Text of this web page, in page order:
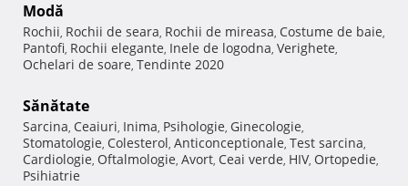
Modă
Rochii, Rochii de seara, Rochii de mireasa, Costume de baie,
Pantofi, Rochii elegante, Inele de logodna, Verighete,
Ochelari de soare, Tendinte 2020
Sănătate
Sarcina, Ceaiuri, Inima, Psihologie, Ginecologie,
Stomatologie, Colesterol, Anticonceptionale, Test sarcina,
Cardiologie, Oftalmologie, Avort, Ceai verde, HIV, Ortopedie,
Psihiatrie